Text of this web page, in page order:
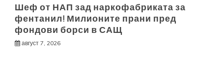
Шеф от НАП зад наркофабриката за
фентанил! Милионите прани пред
фондови борси в САЩ
август 7, 2026